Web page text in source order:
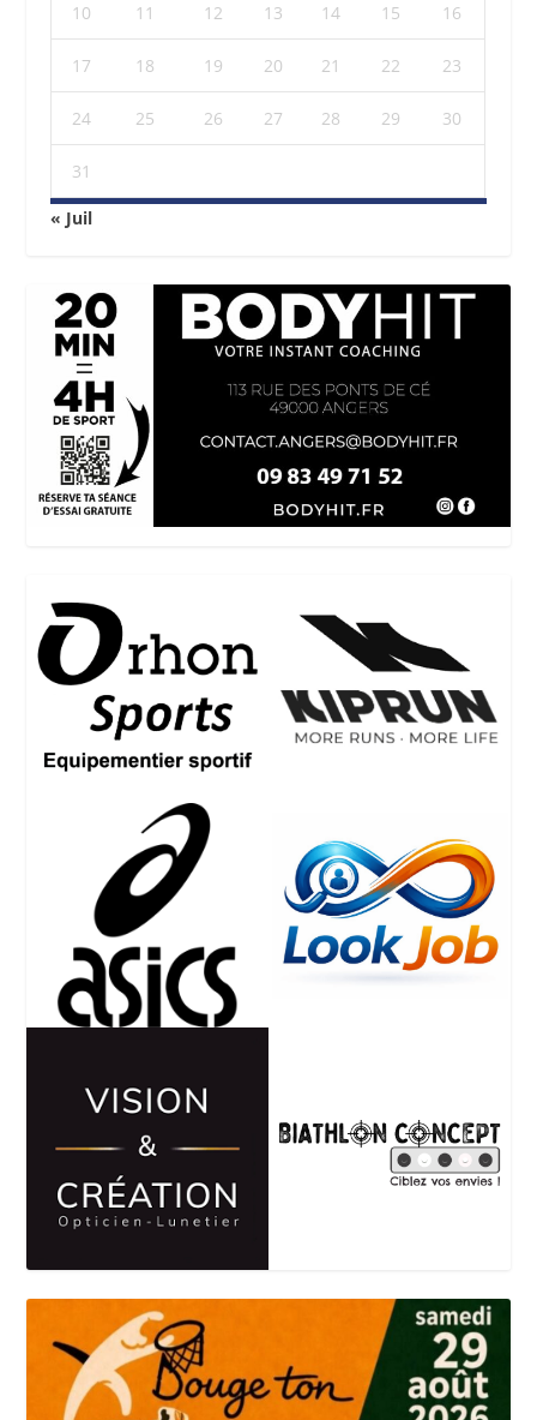
10 11 12 13 14 15 16
17 18 19 20 21 22 23
24 25 26 27 28 29 30
31
« Juil